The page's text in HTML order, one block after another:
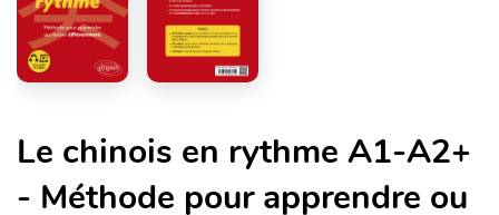
Le chinois en rythme A1-A2+
- Méthode pour apprendre ou